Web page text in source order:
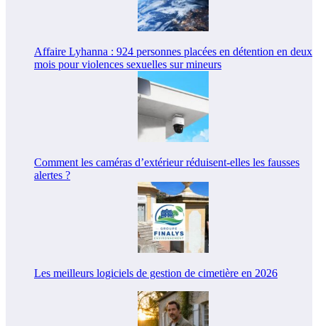
Affaire Lyhanna : 924 personnes placées en détention en deux
mois pour violences sexuelles sur mineurs
Comment les caméras d’extérieur réduisent-elles les fausses
alertes ?
Les meilleurs logiciels de gestion de cimetière en 2026